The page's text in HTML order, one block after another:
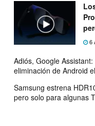
6
Adiós, Google
eliminación de Android
Samsung estrena
pero solo para algunas